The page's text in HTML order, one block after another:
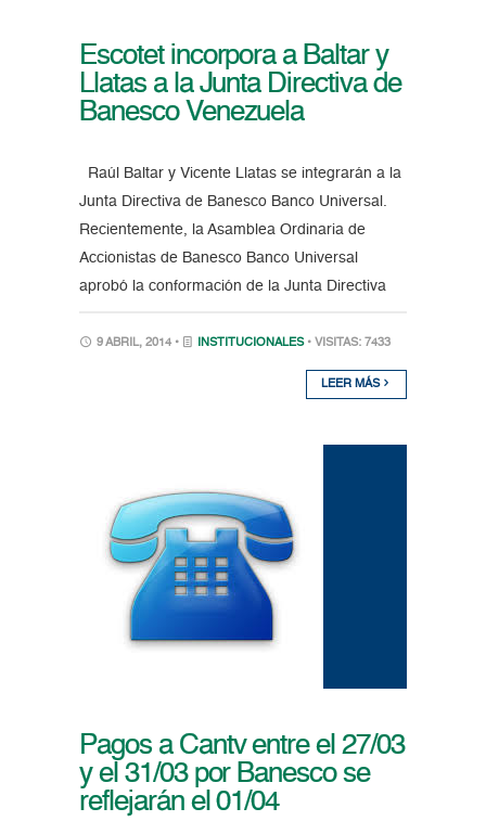
Escotet incorpora a Baltar y
Llatas a la Junta Directiva de
Banesco Venezuela
Raúl Baltar y Vicente Llatas se integrarán a la
Junta Directiva de Banesco Banco Universal.
Recientemente, la Asamblea Ordinaria de
Accionistas de Banesco Banco Universal
aprobó la conformación de la Junta Directiva
9 ABRIL, 2014 • INSTITUCIONALES • VISITAS: 7433
LEER MÁS
Pagos a Cantv entre el 27/03
y el 31/03 por Banesco se
reflejarán el 01/04